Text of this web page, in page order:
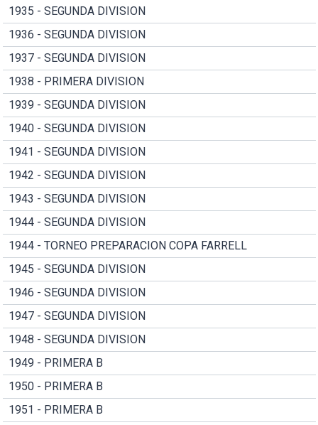
1935 - SEGUNDA DIVISION
1936 - SEGUNDA DIVISION
1937 - SEGUNDA DIVISION
1938 - PRIMERA DIVISION
1939 - SEGUNDA DIVISION
1940 - SEGUNDA DIVISION
1941 - SEGUNDA DIVISION
1942 - SEGUNDA DIVISION
1943 - SEGUNDA DIVISION
1944 - SEGUNDA DIVISION
1944 - TORNEO PREPARACION COPA FARRELL
1945 - SEGUNDA DIVISION
1946 - SEGUNDA DIVISION
1947 - SEGUNDA DIVISION
1948 - SEGUNDA DIVISION
1949 - PRIMERA B
1950 - PRIMERA B
1951 - PRIMERA B